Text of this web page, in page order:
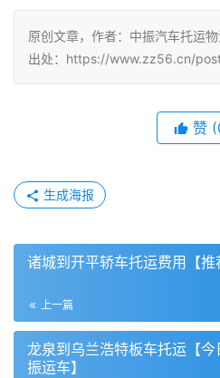
原创文章，作者：中振汽车托运
出处：https://www.zz56.cn/
赞 (
生成海报
诸城到开平轿车托运费用【推
上一篇
龙泉到乌兰浩特板车托运【
振运车】